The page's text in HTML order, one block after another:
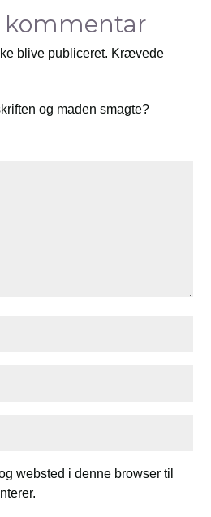
kommentar
blive publiceret. Krævede
og maden smagte?
websted i denne browser til